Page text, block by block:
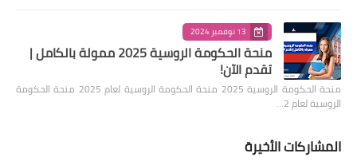
13 نوفمبر 2024
منحة الحكومة الروسية 2025 ممولة بالكامل |
تقدم الآن!
منحة الحكومة الروسية 2025 منحة الحكومة الروسية لعام 2025 منحة الحكومة
الروسية لعام 2…
المشاركات الأخيرة